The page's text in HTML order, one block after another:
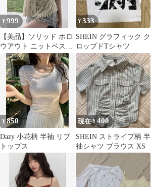
¥999
【美品】ソリッド ホロ
ウアウト ニットベスト
カジュアル サマー ア
プリコット
¥333
SHEIN グラフィック ク
ロップドTシャツ
¥850
Dazy 小花柄 半袖 リブ
トップス
現在 ¥400
SHEIN ストライプ柄 半
袖シャツ ブラウス XS